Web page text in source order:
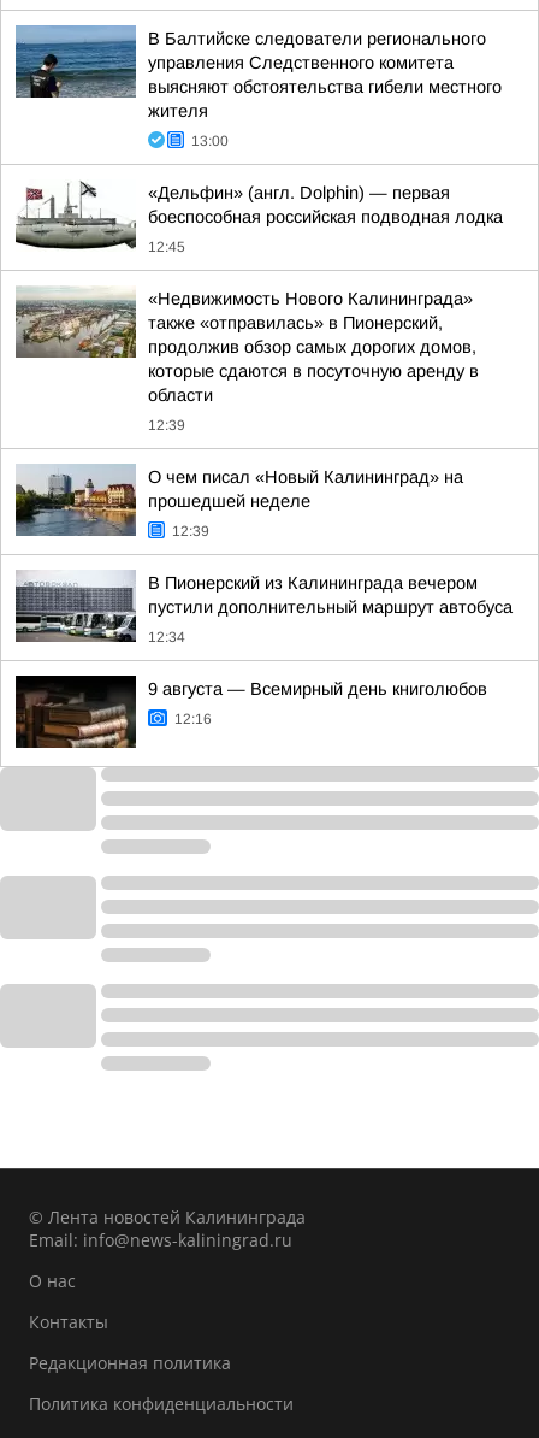
В Балтийске следователи регионального
управления Следственного комитета
выясняют обстоятельства гибели местного
жителя
13:00
«Дельфин» (англ. Dolphin) — первая
боеспособная российская подводная лодка
12:45
«Недвижимость Нового Калининграда»
также «отправилась» в Пионерский,
продолжив обзор самых дорогих домов,
которые сдаются в посуточную аренду в
области
12:39
О чем писал «Новый Калининград» на
прошедшей неделе
12:39
В Пионерский из Калининграда вечером
пустили дополнительный маршрут автобуса
12:34
9 августа — Всемирный день книголюбов
12:16
© Лента новостей Калининграда
Email: info@news-kaliningrad.ru
О нас
Контакты
Редакционная политика
Политика конфиденциальности